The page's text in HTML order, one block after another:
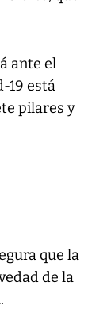
ante el
19 está
pilares y
que la
de la